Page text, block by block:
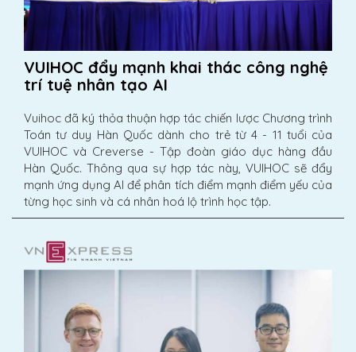
VUIHOC đẩy mạnh khai thác công nghệ
trí tuệ nhân tạo AI
Vuihoc đã ký thỏa thuận hợp tác chiến lược Chương trình
Toán tư duy Hàn Quốc dành cho trẻ từ 4 - 11 tuổi của
VUIHOC và Creverse - Tập đoàn giáo dục hàng đầu
Hàn Quốc. Thông qua sự hợp tác này, VUIHOC sẽ đẩy
mạnh ứng dụng AI để phân tích điểm mạnh điểm yếu của
từng học sinh và cá nhân hoá lộ trình học tập.